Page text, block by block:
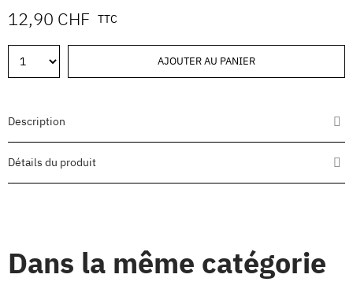
12,90 CHF TTC
AJOUTER AU PANIER
Description
Détails du produit
Dans la même catégorie